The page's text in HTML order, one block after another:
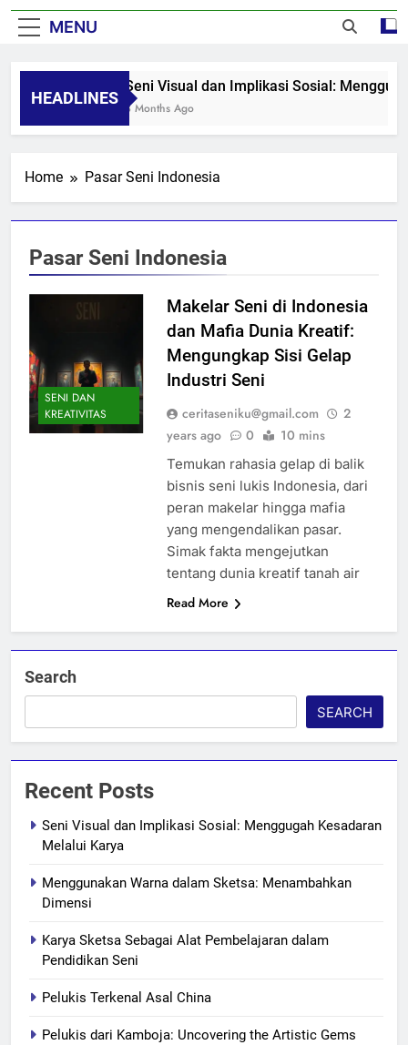
MENU
HEADLINES
Seni Visual dan Implikasi Sosial:
8 Months Ago
Home Pasar Seni Indonesia
Pasar Seni Indonesia
SENI DAN
KREATIVITAS
Makelar Seni di Indonesia
dan Mafia Dunia Kreatif:
Mengungkap Sisi Gelap
Industri Seni
ceritaseniku@gmail.com
2
years ago
0 10 mins
Temukan rahasia gelap di balik
bisnis seni lukis Indonesia, dari
peran makelar hingga mafia
yang mengendalikan pasar.
Simak fakta mengejutkan
tentang dunia kreatif tanah air
Read More
Search
SEARCH
Recent Posts
Seni Visual dan Implikasi Sosial: Menggugah Kesadaran
Melalui Karya
Menggunakan Warna dalam Sketsa: Menambahkan
Dimensi
Karya Sketsa Sebagai Alat Pembelajaran dalam
Pendidikan Seni
Pelukis Terkenal Asal China
Pelukis dari Kamboja: Uncovering the Artistic Gems